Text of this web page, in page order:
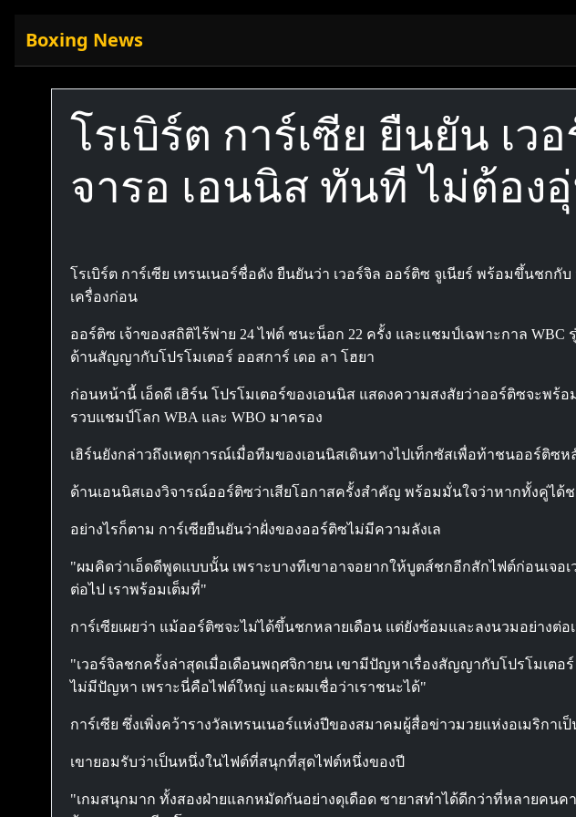
Boxing News
โรเบิร์ต การ์เซีย ยืนยัน เ
จารอ เอนนิส ทันที ไม่ต้อง
โรเบิร์ต การ์เซีย เทรนเนอร์ชื่อดัง ยืนยันว่า เวอร์จิล ออร์ติซ จูเนียร์ พร้อมขึ้นชก
เครื่องก่อน
ออร์ติซ เจ้าของสถิติไร้พ่าย 24 ไฟต์ ชนะน็อก 22 ครั้ง และแชมป์เฉพาะกาล
ด้านสัญญากับโปรโมเตอร์ ออสการ์ เดอ ลา โฮยา
ก่อนหน้านี้ เอ็ดดี เฮิร์น โปรโมเตอร์ของเอนนิส แสดงความสงสัยว่าออร์ติซจะพ
รวบแชมป์โลก WBA และ WBO มาครอง
เฮิร์นยังกล่าวถึงเหตุการณ์เมื่อทีมของเอนนิสเดินทางไปเท็กซัสเพื่อท้าชนออร์ติซ
ด้านเอนนิสเองวิจารณ์ออร์ติซว่าเสียโอกาสครั้งสำคัญ พร้อมมั่นใจว่าหากทั้งคู่ได้
อย่างไรก็ตาม การ์เซียยืนยันว่าฝั่งของออร์ติซไม่มีความลังเล
"ผมคิดว่าเอ็ดดีพูดแบบนั้น เพราะบางทีเขาอาจอยากให้บูตส์ชกอีกสักไฟต์ก่อนเจอ
ต่อไป เราพร้อมเต็มที่"
การ์เซียเผยว่า แม้ออร์ติซจะไม่ได้ขึ้นชกหลายเดือน แต่ยังซ้อมและลงนวมอย่างต่อ
"เวอร์จิลชกครั้งล่าสุดเมื่อเดือนพฤศจิกายน เขามีปัญหาเรื่องสัญญากับโปรโมเ
ไม่มีปัญหา เพราะนี่คือไฟต์ใหญ่ และผมเชื่อว่าเราชนะได้"
การ์เซีย ซึ่งเพิ่งคว้ารางวัลเทรนเนอร์แห่งปีของสมาคมผู้สื่อข่าวมวยแห่งอเมริก
เขายอมรับว่าเป็นหนึ่งในไฟต์ที่สนุกที่สุดไฟต์หนึ่งของปี
"เกมสนุกมาก ทั้งสองฝ่ายแลกหมัดกันอย่างดุเดือด ซายาสทำได้ดีกว่าที่หลายคน